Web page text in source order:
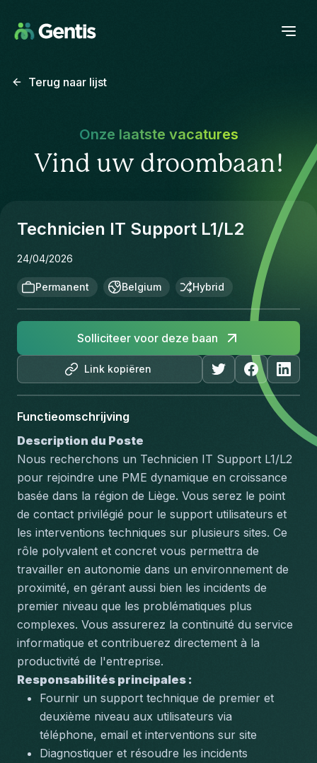
Terug naar lijst
Onze laatste vacatures
Vind uw droombaan!
Technicien IT Support L1/L2
24/04/2026
Permanent Belgium Hybrid
Link kopiëren
Solliciteer voor deze baan
Functieomschrijving
Description du Poste
Nous recherchons un Technicien IT Support L1/L2
pour rejoindre une PME dynamique en croissance
basée dans la région de Liège. Vous serez le point
de contact privilégié pour le support utilisateurs et
les interventions techniques sur plusieurs sites. Ce
rôle polyvalent et concret vous permettra de
travailler en autonomie dans un environnement de
proximité, en gérant aussi bien les incidents de
premier niveau que les problématiques plus
complexes. Vous assurerez la continuité du service
informatique et contribuerez directement à la
productivité de l'entreprise.
Responsabilités principales :
Fournir un support technique de premier et
deuxième niveau aux utilisateurs via
téléphone, email et interventions sur site
Diagnostiquer et résoudre les incidents